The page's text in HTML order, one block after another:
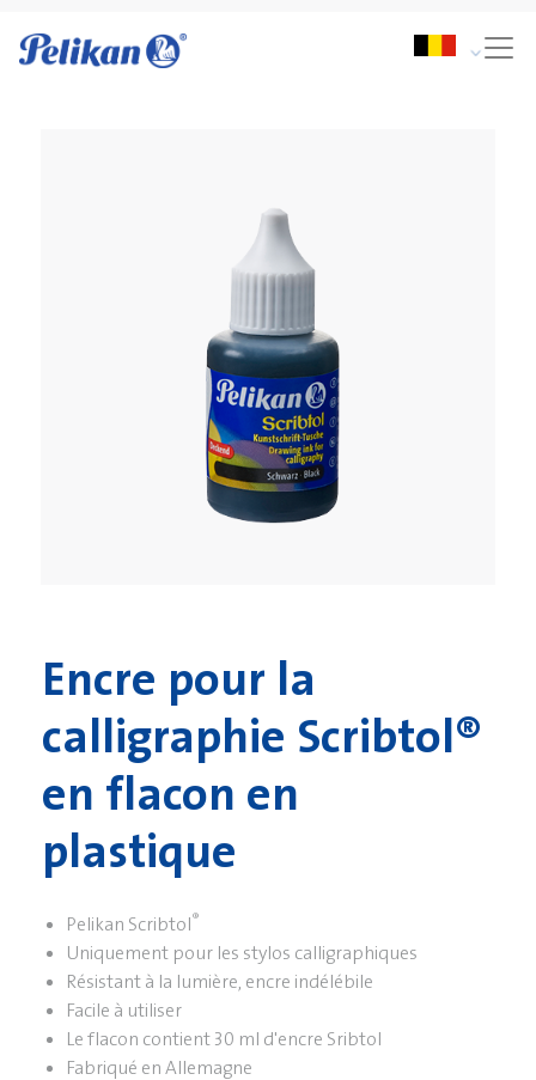
Encre pour la
calligraphie Scribtol®
en flacon en
plastique
Pelikan Scribtol®
Uniquement pour les stylos calligraphiques
Résistant à la lumière, encre indélébile
Facile à utiliser
Le flacon contient 30 ml d'encre Sribtol
Fabriqué en Allemagne